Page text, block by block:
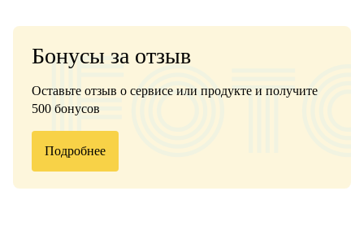
Бонусы за отзыв
Оставьте отзыв о сервисе или продукте и получите
500 бонусов
Подробнее